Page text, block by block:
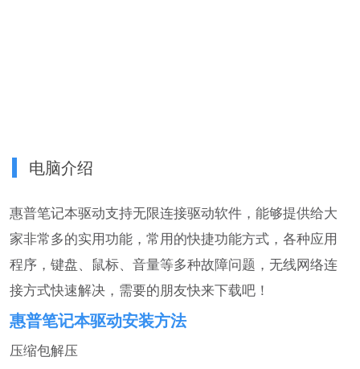
电脑介绍
惠普笔记本驱动支持无限连接驱动软件，能够提供给大
家非常多的实用功能，常用的快捷功能方式，各种应用
程序，键盘、鼠标、音量等多种故障问题，无线网络连
接方式快速解决，需要的朋友快来下载吧！
惠普笔记本驱动安装方法
压缩包解压